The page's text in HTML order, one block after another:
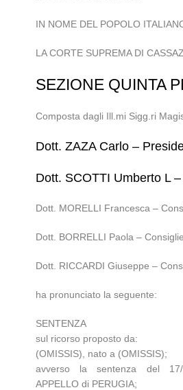
IN NOME DEL POPOLO
LA CORTE SUPREMA DI
SEZIONE QUINTA
Composta dagli Ill.mi Sigg.ri
Dott. ZAZA Carlo –
Dott. SCOTTI Umberto L
Dott. MORELLI Francesca –
Dott. BORRELLI Paola –
Dott. RICCARDI Giuseppe –
ha pronunciato la seguente:
SENTENZA
sul ricorso proposto da:
(OMISSIS), nato a (OMISSIS);
avverso la sentenza del 17/
APPELLO di PERUGIA;